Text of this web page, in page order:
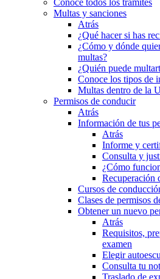
Conoce todos los trámites
Multas y sanciones
Atrás
¿Qué hacer si has
¿Cómo y dónde
multas?
¿Quién puede
Conoce los tipos de
Multas dentro de la
Permisos de conducir
Atrás
Información de tus
Atrás
Informe y
Consulta y
¿Cómo
Recuperación
Cursos de
Clases de permisos
Obtener un nuevo
Atrás
Requisitos,
examen
Elegir
Consulta tu